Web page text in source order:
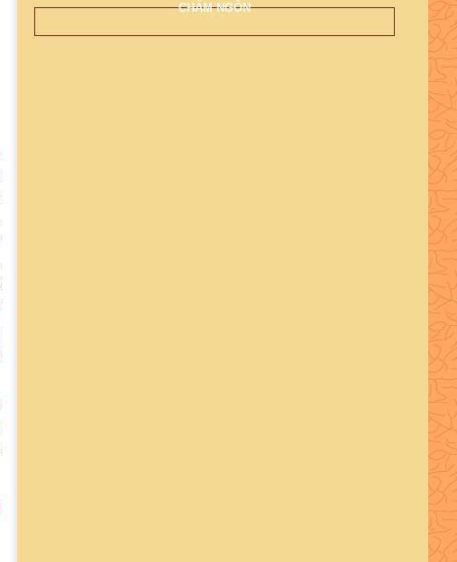
CHÂM NGÔN